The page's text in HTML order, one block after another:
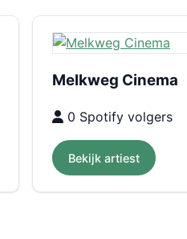
Melkweg Cinema
0 Spotify volgers
Bekijk artiest